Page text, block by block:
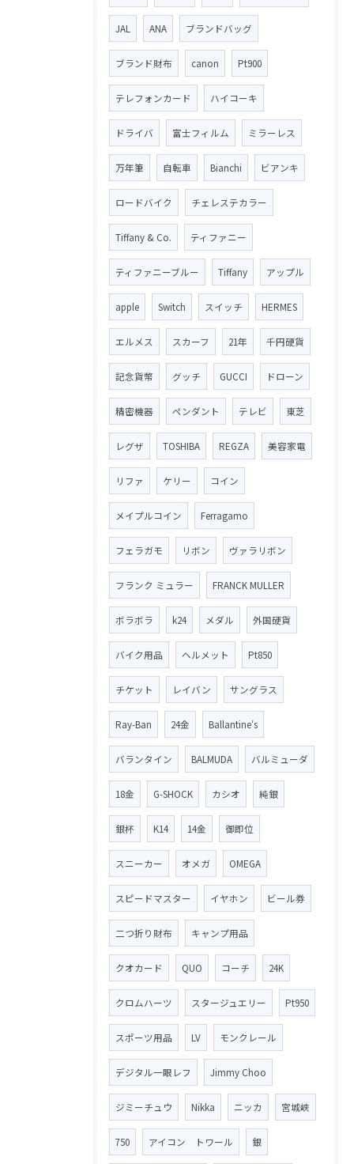
JAL ANA ブランドバッグ
ブランド財布 canon Pt900
テレフォンカード ハイコーキ
ドライバ 富士フィルム ミラーレス
万年筆 自転車 Bianchi ビアンキ
ロードバイク チェレステカラー
Tiffany & Co. ティファニー
ティファニーブルー Tiffany アップル
apple Switch スイッチ HERMES
エルメス スカーフ 21年 千円硬貨
記念貨幣 グッチ GUCCI ドローン
精密機器 ペンダント テレビ 東芝
レグザ TOSHIBA REGZA 美容家電
リファ ケリー コイン
メイプルコイン Ferragamo
フェラガモ リボン ヴァラリボン
フランク ミュラー FRANCK MULLER
ボラボラ k24 メダル 外国硬貨
バイク用品 ヘルメット Pt850
チケット レイバン サングラス
Ray-Ban 24金 Ballantine′s
バランタイン BALMUDA バルミューダ
18金 G-SHOCK カシオ 純銀
銀杯 K14 14金 御即位
スニーカー オメガ OMEGA
スピードマスター イヤホン ビール券
二つ折り財布 キャンプ用品
クオカード QUO コーチ 24K
クロムハーツ スタージュエリー Pt950
スポーツ用品 LV モンクレール
デジタル一眼レフ Jimmy Choo
ジミーチュウ Nikka ニッカ 宮城峡
750 アイコン トワール 銀